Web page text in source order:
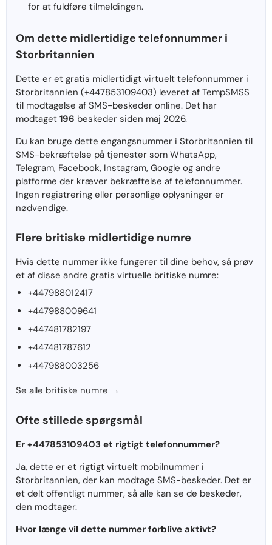
for at fuldføre tilmeldingen.
Om dette midlertidige telefonnummer i
Storbritannien
Dette er et gratis midlertidigt virtuelt telefonnummer i
Storbritannien (+447853109403) leveret af TempSMSS
til modtagelse af SMS-beskeder online. Det har
modtaget 196 beskeder siden maj 2026.
Du kan bruge dette engangsnummer i Storbritannien til
SMS-bekræftelse på tjenester som WhatsApp,
Telegram, Facebook, Instagram, Google og andre
platforme der kræver bekræftelse af telefonnummer.
Ingen registrering eller personlige oplysninger er
nødvendige.
Flere britiske midlertidige numre
Hvis dette nummer ikke fungerer til dine behov, så prøv
et af disse andre gratis virtuelle britiske numre:
+447988012417
+447988009641
+447481782197
+447481787612
+447988003256
Se alle britiske numre →
Ofte stillede spørgsmål
Er +447853109403 et rigtigt telefonnummer?
Ja, dette er et rigtigt virtuelt mobilnummer i
Storbritannien, der kan modtage SMS-beskeder. Det er
et delt offentligt nummer, så alle kan se de beskeder,
den modtager.
Hvor længe vil dette nummer forblive aktivt?